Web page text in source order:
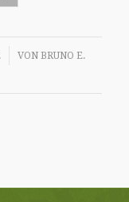
VON BRUNO E.